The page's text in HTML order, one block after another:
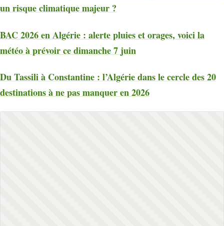
un risque climatique majeur ?
BAC 2026 en Algérie : alerte pluies et orages, voici la
météo à prévoir ce dimanche 7 juin
Du Tassili à Constantine : l’Algérie dans le cercle des 20
destinations à ne pas manquer en 2026